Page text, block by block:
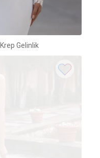
Gelinlik